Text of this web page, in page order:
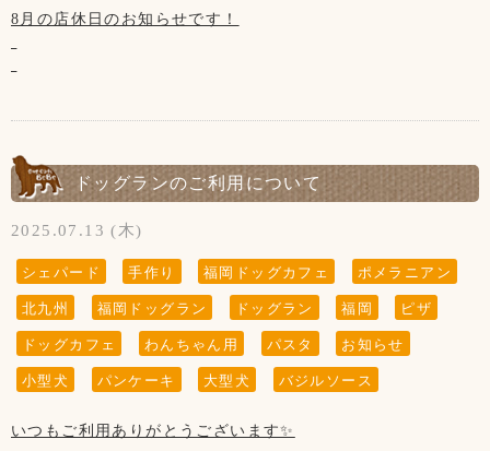
【お願い】
(リードの付け外しもラン内でお願いします)
また、お店を出られてからお客様のお車までも
ノーリードをされている場合はお声かけさせて
お店の門を出られたらすぐに道路がある為
大変危険です！
リードはわんちゃんにとって命綱なので
必ず着用して下さい。
お声かけさせていただいてもリードを
着用していただけない場合は
場合がございますのでご了承下さいませ。
8月の店休日のお知らせです！
セットメニュー1200円以上ご利用で
ドッグランのご利用が無料になる件について
・ドッグランを初めてご利用の方
・久しぶりにご利用の方
ワクチンの証明書の更新をお願いしております。
よろしくお願いいたします。
【お願い】
(または、カートや抱っこ)をお願いしております。
ご挨拶が済んだ後の“ドッグラン内のみ”です。
ドッグランのご利用について
2025.07.13 (木)
シェパード 手作り 福岡ドッグカフェ ポメラニアン
北九州 福岡ドッグラン ドッグラン 福岡 ピザ
ドッグカフェ わんちゃん用 パスタ お知らせ
小型犬 パンケーキ 大型犬 バジルソース
いつもご利用ありがとうございます✨